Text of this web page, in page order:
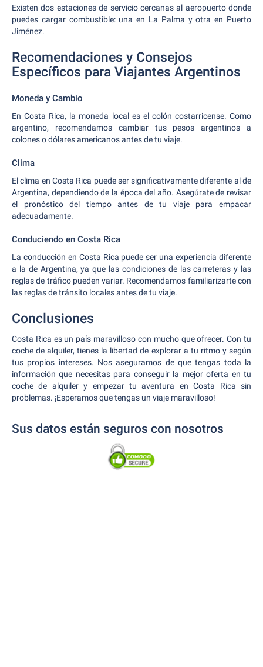
Existen dos estaciones de servicio cercanas al aeropuerto donde
puedes cargar combustible: una en La Palma y otra en Puerto
Jiménez.
Recomendaciones y Consejos
Específicos para Viajantes Argentinos
Moneda y Cambio
En Costa Rica, la moneda local es el colón costarricense. Como
argentino, recomendamos cambiar tus pesos argentinos a
colones o dólares americanos antes de tu viaje.
Clima
El clima en Costa Rica puede ser significativamente diferente al de
Argentina, dependiendo de la época del año. Asegúrate de revisar
el pronóstico del tiempo antes de tu viaje para empacar
adecuadamente.
Conduciendo en Costa Rica
La conducción en Costa Rica puede ser una experiencia diferente
a la de Argentina, ya que las condiciones de las carreteras y las
reglas de tráfico pueden variar. Recomendamos familiarizarte con
las reglas de tránsito locales antes de tu viaje.
Conclusiones
Costa Rica es un país maravilloso con mucho que ofrecer. Con tu
coche de alquiler, tienes la libertad de explorar a tu ritmo y según
tus propios intereses. Nos aseguramos de que tengas toda la
información que necesitas para conseguir la mejor oferta en tu
coche de alquiler y empezar tu aventura en Costa Rica sin
problemas. ¡Esperamos que tengas un viaje maravilloso!
Sus datos están seguros con nosotros